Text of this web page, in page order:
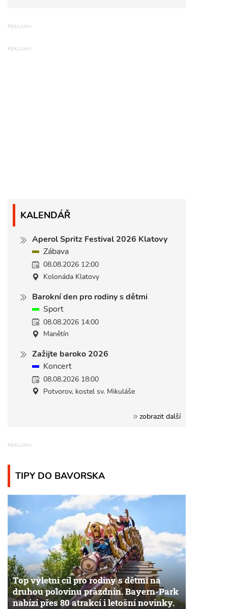
KALENDÁŘ
Aperol Spritz Festival 2026 Klatovy
Zábava
08.08.2026 12:00
Kolonáda Klatovy
Barokní den pro rodiny s dětmi
Sport
08.08.2026 14:00
Manětín
Zažijte baroko 2026
Koncert
08.08.2026 18:00
Potvorov, kostel sv. Mikuláše
zobrazit další
TIPY DO BAVORSKA
Top výletní cíl pro rodiny s dětmi na
druhou polovinu prázdnin. Bayern-Park
nabízí přes 80 atrakcí i letošní novinky.